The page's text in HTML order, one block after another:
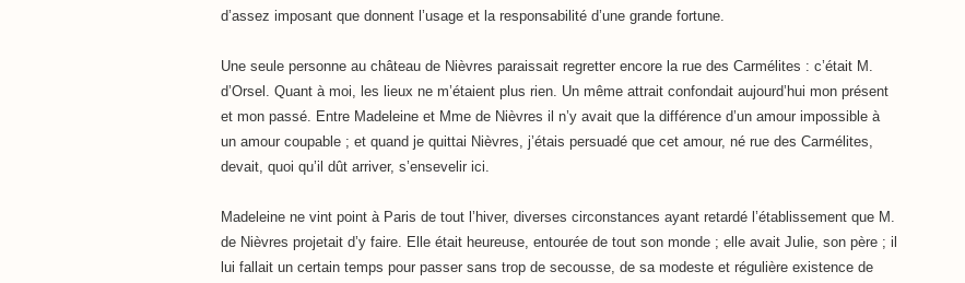
d’assez imposant que donnent l’usage et la responsabilité d’une grande fortune.
Une seule personne au château de Nièvres paraissait regretter encore la rue des Carmélites : c’était M.
d’Orsel. Quant à moi, les lieux ne m’étaient plus rien. Un même attrait confondait aujourd’hui mon présent
et mon passé. Entre Madeleine et Mme de Nièvres il n’y avait que la différence d’un amour impossible à
un amour coupable ; et quand je quittai Nièvres, j’étais persuadé que cet amour, né rue des Carmélites,
devait, quoi qu’il dût arriver, s’ensevelir ici.
Madeleine ne vint point à Paris de tout l’hiver, diverses circonstances ayant retardé l’établissement que M.
de Nièvres projetait d’y faire. Elle était heureuse, entourée de tout son monde ; elle avait Julie, son père ; il
lui fallait un certain temps pour passer sans trop de secousse, de sa modeste et régulière existence de